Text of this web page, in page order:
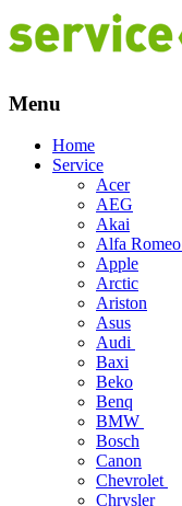
Menu
Skip
Home
Service
Acer
AEG
Akai
Alfa Romeo
Apple
Arctic
Ariston
Asus
Audi
Baxi
Beko
Benq
BMW
Bosch
Canon
Chevrolet
Chrysler